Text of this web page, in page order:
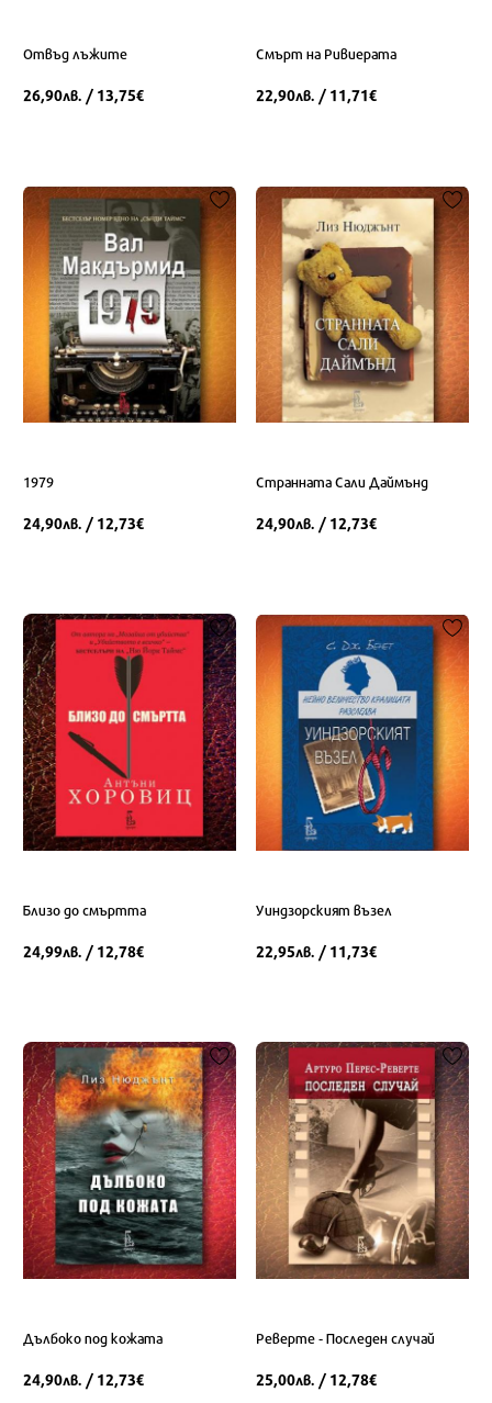
Отвъд лъжите
26,90лв. / 13,75€
Смърт на Ривиерата
22,90лв. / 11,71€
1979
24,90лв. / 12,73€
Странната Сали Даймънд
24,90лв. / 12,73€
Близо до смъртта
24,99лв. / 12,78€
Уиндзорският възел
22,95лв. / 11,73€
Дълбоко под кожата
24,90лв. / 12,73€
Реверте - Последен случай
25,00лв. / 12,78€